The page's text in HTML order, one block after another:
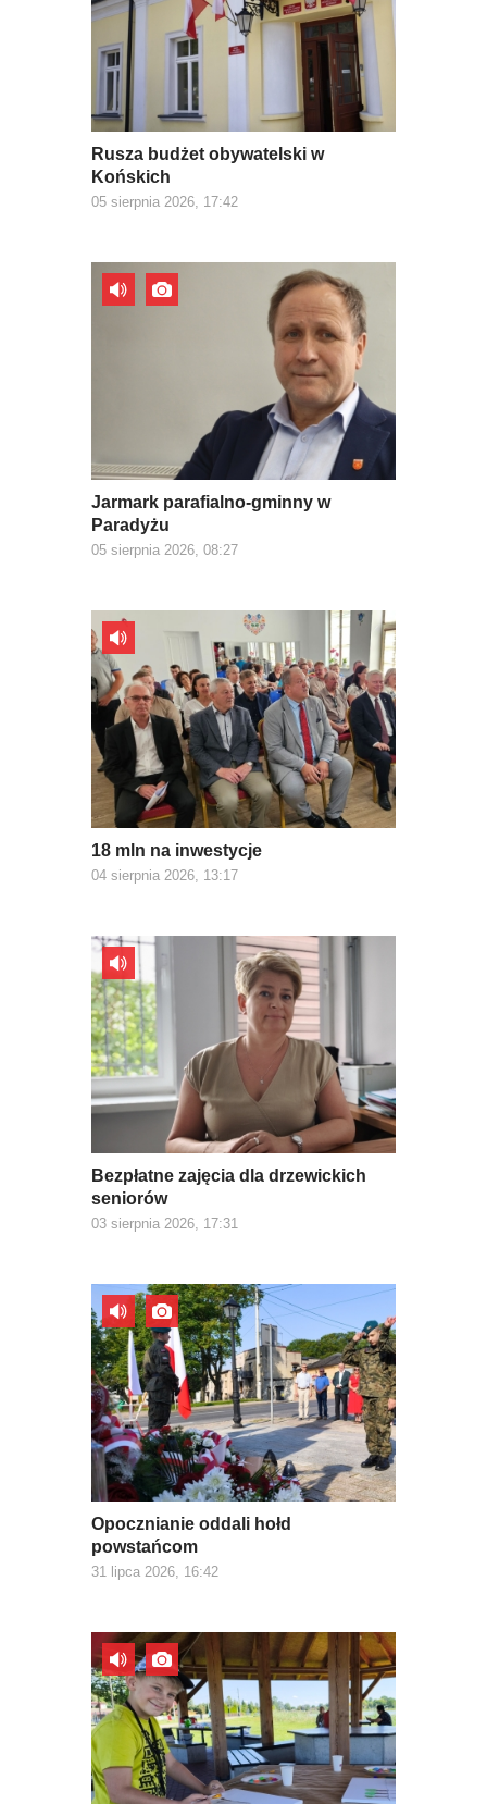
Rusza budżet obywatelski w
Końskich
05 sierpnia 2026, 17:42
Jarmark parafialno-gminny w
Paradyżu
05 sierpnia 2026, 08:27
18 mln na inwestycje
04 sierpnia 2026, 13:17
Bezpłatne zajęcia dla drzewickich
seniorów
03 sierpnia 2026, 17:31
Opocznianie oddali hołd
powstańcom
31 lipca 2026, 16:42